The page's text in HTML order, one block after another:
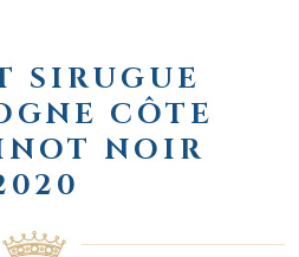
SIRUGUE
CÔTE
NOIR